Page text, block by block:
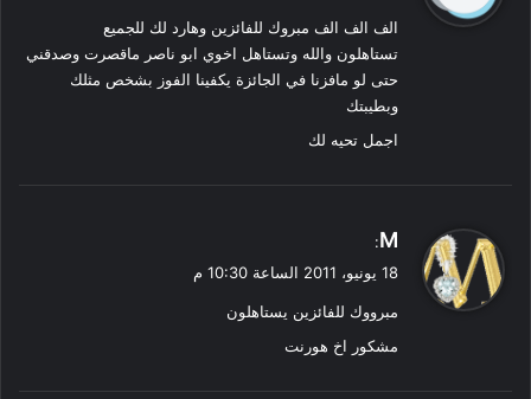
ل
الف الف الف مبروك للفائزين وهارد لك للجميع
تستاهلون والله وتستاهل اخوي ابو ناصر ماقصرت وصدقني
حتى لو مافزنا في الجائزة يكفينا الفوز بشخص مثلك
وبطيبتك
اجمل تحيه لك
ي
ق
ل
M
:
18 يونيو، 2011 الساعة 10:30 م
مبرووك للفائزين يستاهلون
مشكور اخ هورنت